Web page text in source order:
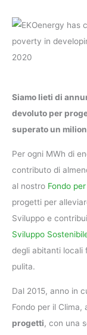
Siamo lieti di
devoluto per
superato un
Per ogni MWh di
contributo di
al nostro Fondo
progetti per
Sviluppo e
Sviluppo
degli abitanti locali
pulita.
Dal 2015, anno in
Fondo per il
progetti, con una